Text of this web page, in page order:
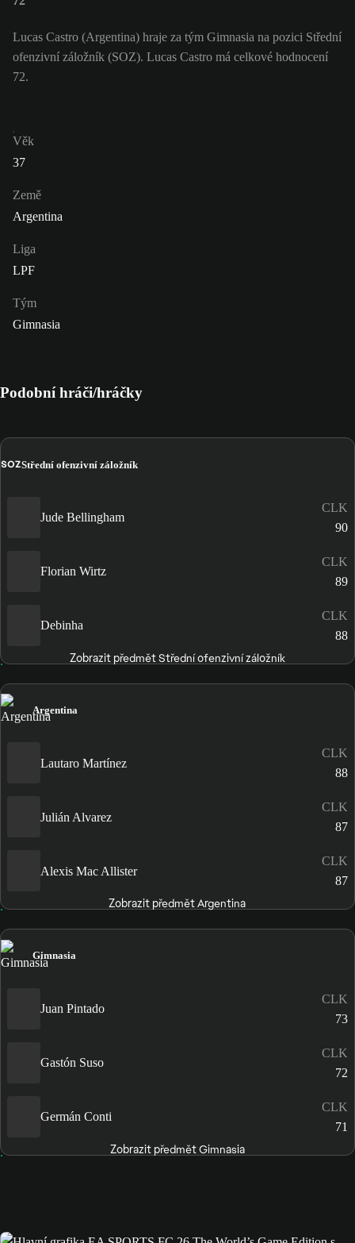
Lucas Castro (Argentina) hraje za tým Gimnasia na pozici Střední
ofenzivní záložník (SOZ). Lucas Castro má celkové hodnocení
72.
Věk
37
Země
Argentina
Liga
LPF
Tým
Gimnasia
Podobní hráči/hráčky
SOZStřední ofenzivní záložník
Jude Bellingham
CLK
90
Florian Wirtz
CLK
89
Debinha
CLK
88
Zobrazit předmět Střední ofenzivní záložník
Argentina
Lautaro Martínez
CLK
88
Julián Alvarez
CLK
87
Alexis Mac Allister
CLK
87
Zobrazit předmět Argentina
Gimnasia
Juan Pintado
CLK
73
Gastón Suso
CLK
72
Germán Conti
CLK
71
Zobrazit předmět Gimnasia